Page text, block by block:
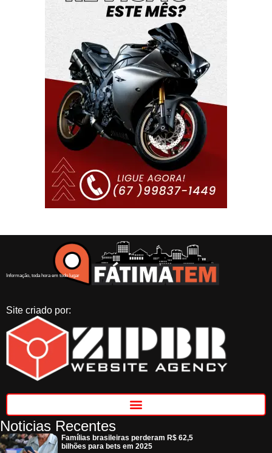
Informação, toda hora em todo lugar
Site criado por:
Noticias Recentes
Famílias brasileiras perderam R$ 62,5
bilhões para bets em 2025